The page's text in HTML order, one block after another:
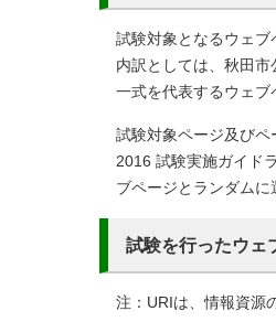
試験対象となるウェブ
内訳としては、秋田
一式を代表するウェブ
試験対象ページ及び
2016 試験実施ガイド
ブページとランダムに
試験を行ったウェ
注：URIは、情報資源